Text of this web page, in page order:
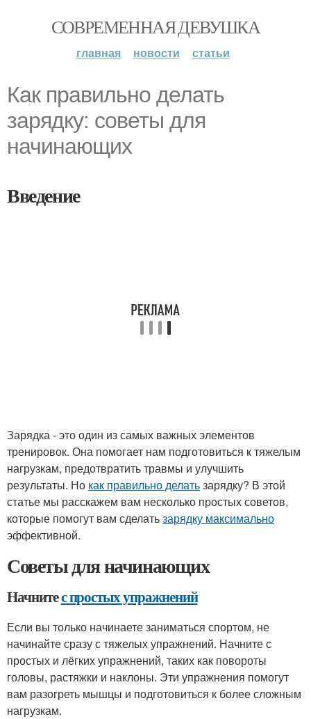
СОВРЕМЕННАЯ ДЕВУШКА
главная новости статьи
Как правильно делать
зарядку: советы для
начинающих
Введение
Зарядка - это один из самых важных элементов
тренировок. Она помогает нам подготовиться к тяжелым
нагрузкам, предотвратить травмы и улучшить
результаты. Но как правильно делатьзарядку? В этой
статье мы расскажем вам несколько простых советов,
которые помогут вам сделатьзарядку максимально
эффективной.
Советы для начинающих
Начнитес простых упражнений
Если вы только начинаете заниматься спортом, не
начинайте сразу с тяжелых упражнений. Начните с
простых и лёгких упражнений, таких как повороты
головы, растяжки и наклоны. Эти упражнения помогут
вам разогреть мышцы и подготовиться к более сложным
нагрузкам.